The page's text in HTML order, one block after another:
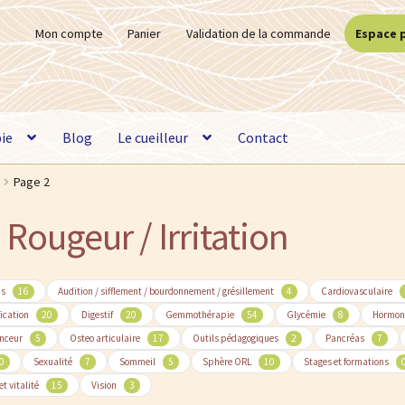
Mon compte Panier Validation de la commande Espace
Blog Le cueilleur Contact
Page 2
/ Irritation
16 Audition / sifflement / bourdonnement / grésillement 4
Cardiovasculaire
20 Digestif 20 Gemmothérapie 54 Glycémie 8
5 Osteo articulaire 17 Outils pédagogiques 2 Pancréas
7
0 Sexualité 7 Sommeil 5 Sphère ORL 10 Stages et formations
vitalité 15 Vision 3